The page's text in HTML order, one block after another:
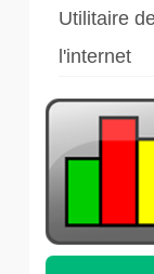
Utilitaire
l'internet